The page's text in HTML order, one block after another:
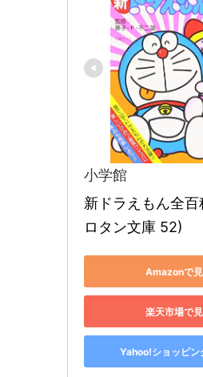
小学館
新ドラえもん全
ロタン文庫 52)
Amazonで
楽天市場で
Yahoo!ショッピン